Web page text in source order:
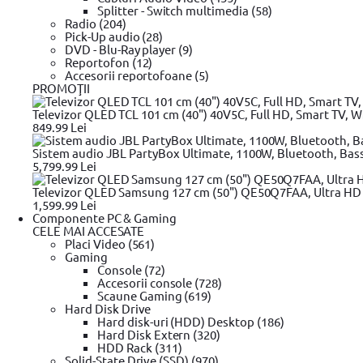
Splitter - Switch multimedia (58)
Radio (204)
Pick-Up audio (28)
DVD - Blu-Ray player (9)
Reportofon (12)
Accesorii reportofoane (5)
PROMOŢII
Televizor QLED TCL 101 cm (40") 40V5C, Full HD, Smart TV,
849.99 Lei
Sistem audio JBL PartyBox Ultimate, 1100W, Bluetooth,
5,799.99 Lei
Televizor QLED Samsung 127 cm (50") QE50Q7FAA, Ultra HD
1,599.99 Lei
Componente PC & Gaming
CELE MAI ACCESATE
Placi Video (561)
Gaming
Console (72)
Accesorii console (728)
Scaune Gaming (619)
Hard Disk Drive
Hard disk-uri (HDD) Desktop (186)
Hard Disk Extern (320)
HDD Rack (311)
Linkuri utile
Unelte de taiatUnelte de taiat Stanley
Instrumente de masura Instrumente de masura UNI-T
unghiular DeWALTScule electriceScule electrice BOSCH
insurubatMasina de gaurit si insurubat BOSCHMasina de gaurit
circular DeWALTFierastrau circular BOSCHFierastrau sabie
Masini de frezat BOSCH Masini de frezat DeWALTRindea
compactoare & Ciocan demolator
Placi compactoare & Ciocan
scule electrice DeWALTPistoale de Vopsit si TrafaletiPistoale de
Echipamente de protectie YATO BricolajBricolaj OEMBricolaj
Vezi mai mult
Ajutor vanzari
Modalitati de plata
Rate
Oferte
Plata online prin card
Suport rate
Confidentialitate
Contul meu / Înregistrare cont
Cum cumpar?
Cum platesc?
Garantie si returnare
Mod de livrare